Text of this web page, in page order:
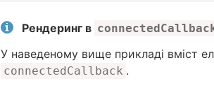
Рендеринг в
У наведеному вище прикладі вміст
connectedCallback .